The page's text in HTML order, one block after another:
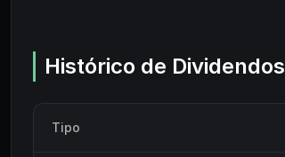
Histórico de Dividendos
Tipo